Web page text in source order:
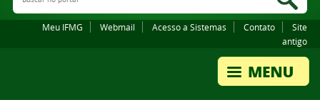
Meu IFMG Webmail Acesso a Sistemas Contato
Site
antigo